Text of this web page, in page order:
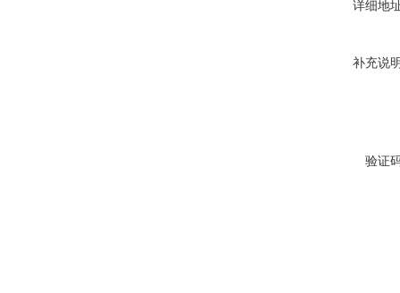
详细地
补充说
验证